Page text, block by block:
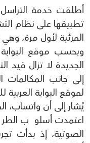
أطلقت خدمة
تطبيقها على نظام
المرئية لأول مرة،
وبحسب موقع البوابة
الجديدة لا تزال قيد
إلى جانب المكالمات
لموقع البوابة العربية
يُشار إلى أن
اعتمدت أسلوب
الصوتية، إذ بدأت